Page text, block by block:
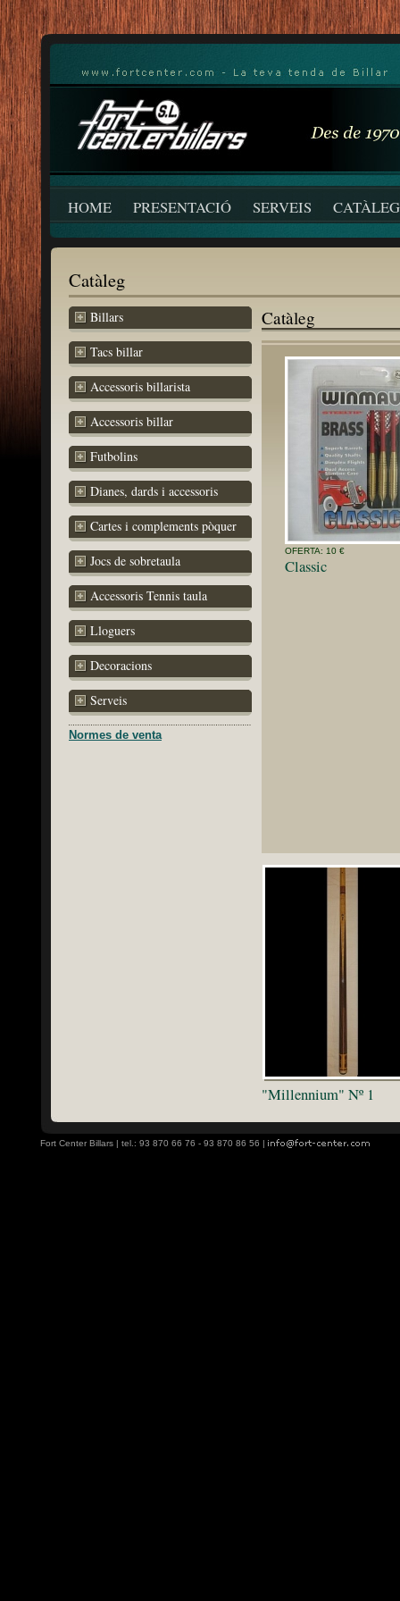
HOME PRESENTACIÓ SERVEIS CATÀLEG
Catàleg
Billars
Tacs billar
Accessoris billarista
Accessoris billar
Futbolins
Dianes, dards i accessoris
Cartes i complements pòquer
Jocs de sobretaula
Accessoris Tennis taula
Lloguers
Decoracions
Serveis
Normes de venta
Catàleg
OFERTA: 10 €
Classic
"Millennium" Nº 1
Fort Center Billars | tel.: 93 870 66 76 - 93 870 86 56 |